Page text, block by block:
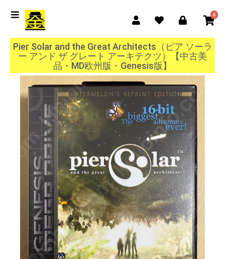
0
Pier Solar and the Great Architects（ピア ソーラ
ー アンド ザ グレート アーキテクツ）【中古美
品・MD欧州版・Genesis版】